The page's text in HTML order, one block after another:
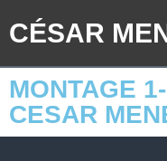
CÉSAR
MONTAGE
CESAR